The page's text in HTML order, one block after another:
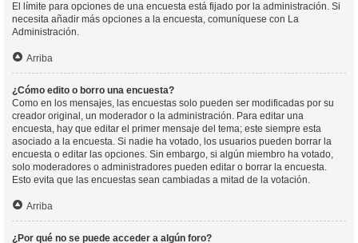
El límite para opciones de una encuesta está fijado por la administración. Si
necesita añadir más opciones a la encuesta, comuníquese con La
Administración.
Arriba
¿Cómo edito o borro una encuesta?
Como en los mensajes, las encuestas solo pueden ser modificadas por su
creador original, un moderador o la administración. Para editar una
encuesta, hay que editar el primer mensaje del tema; este siempre esta
asociado a la encuesta. Si nadie ha votado, los usuarios pueden borrar la
encuesta o editar las opciones. Sin embargo, si algún miembro ha votado,
solo moderadores o administradores pueden editar o borrar la encuesta.
Esto evita que las encuestas sean cambiadas a mitad de la votación.
Arriba
¿Por qué no se puede acceder a algún foro?